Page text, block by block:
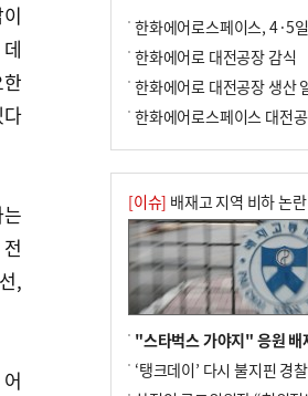
,
한화에어로 대전공장 감식
[이슈] 배재고 지역 비하 논란